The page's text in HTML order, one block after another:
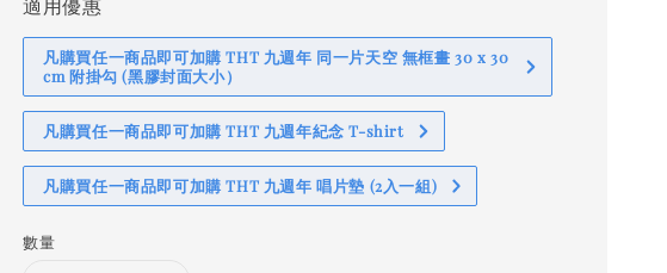
適用優惠
凡購買任一商品即可加購 THT 九週年 同一片天空 無框畫 30 x 30
cm 附掛勾 (黑膠封面大小）
凡購買任一商品即可加購 THT 九週年紀念 T-shirt
凡購買任一商品即可加購 THT 九週年 唱片墊 (2入一組)
數量